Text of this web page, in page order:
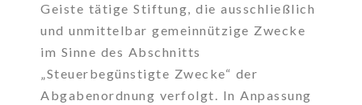
Geiste tätige Stiftung, die ausschließlich
und unmittelbar gemeinnützige Zwecke
im Sinne des Abschnitts
„Steuerbegünstigte Zwecke“ der
Abgabenordnung verfolgt. In Anpassung